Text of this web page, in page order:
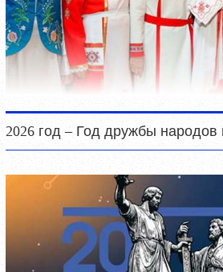
2026 год – Год дружбы